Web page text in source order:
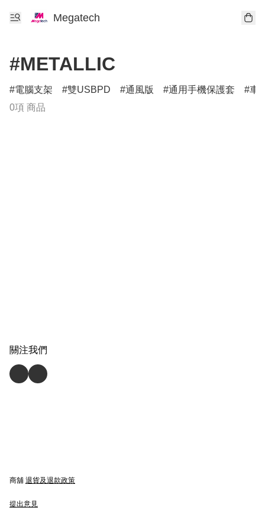
Megatech
#METALLIC
電腦支架 雙USBPD 通風版 通用手機保護套
車
0項 商品
關注我們
商舖 退貨及退款政策
提出意見